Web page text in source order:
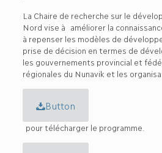
La Chaire de recherche sur le
Nord vise à améliorer la
à repenser les modèles de
prise de décision en termes de
les gouvernements provincial et
régionales du Nunavik et les
Button
pour télécharger le programme.